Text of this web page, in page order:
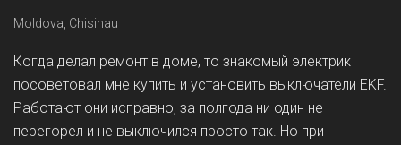
Moldova, Chisinau
Когда делал ремонт в доме, то знакомый электрик
посоветовал мне купить и установить выключатели EKF.
Работают они исправно, за полгода ни один не
перегорел и не выключился просто так. Но при